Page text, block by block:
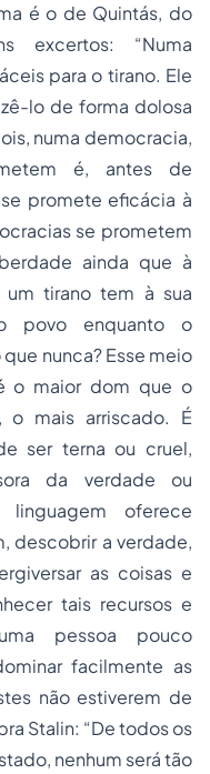
é o de Quintás, do
excertos: “Numa
para o tirano. Ele
lo de forma dolosa
numa democracia,
é, antes de
promete eficácia à
se prometem
ainda que à
tirano tem à sua
enquanto o
que nunca? Esse meio
o maior dom que o
o mais arriscado. É
ser terna ou cruel,
da verdade ou
oferece
descobrir a verdade,
as coisas e
tais recursos e
pessoa pouco
facilmente as
não estiverem de
Stalin: “De todos os
nenhum será tão